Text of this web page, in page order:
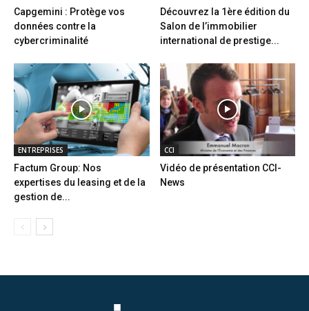
Capgemini : Protège vos
données contre la
cybercriminalité
Découvrez la 1ère édition du
Salon de l’immobilier
international de prestige...
ENTREPRISES
Factum Group: Nos
expertises du leasing et de la
gestion de...
CCI
Vidéo de présentation CCI-
News